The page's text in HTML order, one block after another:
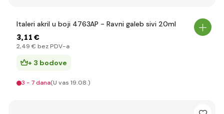
Italeri akril u boji 4763AP - Ravni galeb sivi 20ml
3,11 €
2,49 € bez PDV-a
+ 3 bodove
3 - 7 dana(U vas 19.08.)